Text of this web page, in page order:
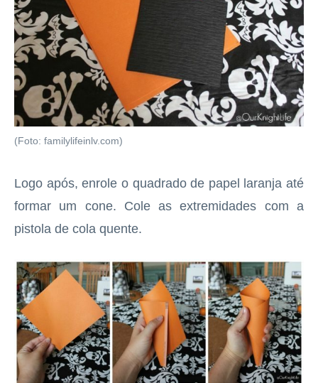
(Foto: familylifeinlv.com)
Logo após, enrole o quadrado de papel laranja até
formar um cone. Cole as extremidades com a
pistola de cola quente.